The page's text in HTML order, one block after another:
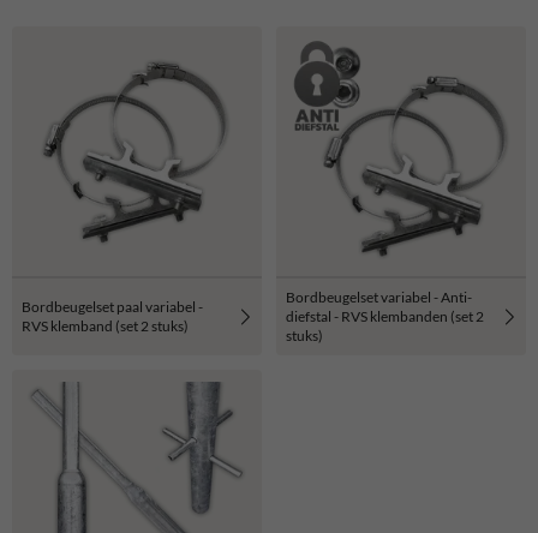
Bordbeugelset paal variabel -
RVS klemband (set 2 stuks)
Bordbeugelset variabel - Anti-
diefstal - RVS klembanden (set 2
stuks)